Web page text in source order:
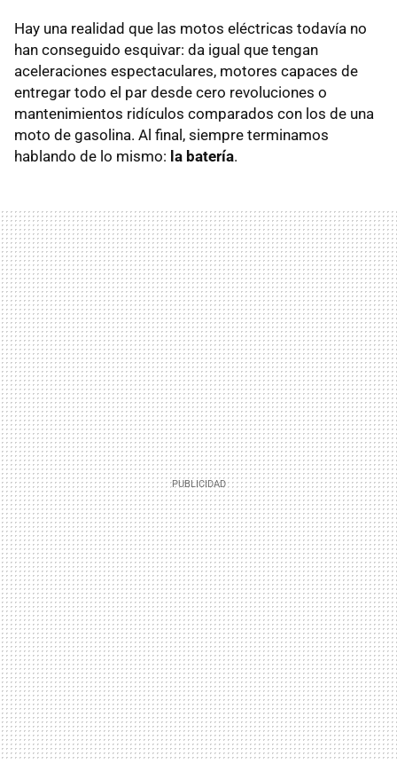
Hay una realidad que las motos eléctricas todavía no
han conseguido esquivar: da igual que tengan
aceleraciones espectaculares, motores capaces de
entregar todo el par desde cero revoluciones o
mantenimientos ridículos comparados con los de una
moto de gasolina. Al final, siempre terminamos
hablando de lo mismo: la batería.